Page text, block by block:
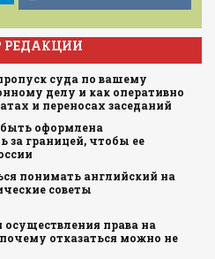
РЕДАКЦИИ
суда по вашему
делу и как оперативно
и переносах заседаний
оформлена
за границей, чтобы ее
понимать английский на
советы
осуществления права на
отказаться можно не